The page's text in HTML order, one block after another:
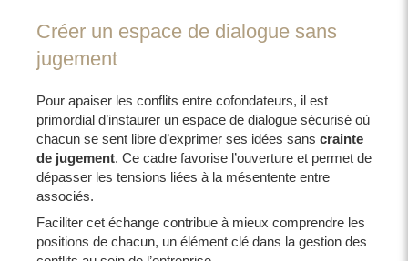
Créer un espace de dialogue sans
jugement
Pour apaiser les conflits entre cofondateurs, il est
primordial d’instaurer un espace de dialogue sécurisé où
chacun se sent libre d’exprimer ses idées sans crainte
de jugement. Ce cadre favorise l’ouverture et permet de
dépasser les tensions liées à la mésentente entre
associés.
Faciliter cet échange contribue à mieux comprendre les
positions de chacun, un élément clé dans la gestion des